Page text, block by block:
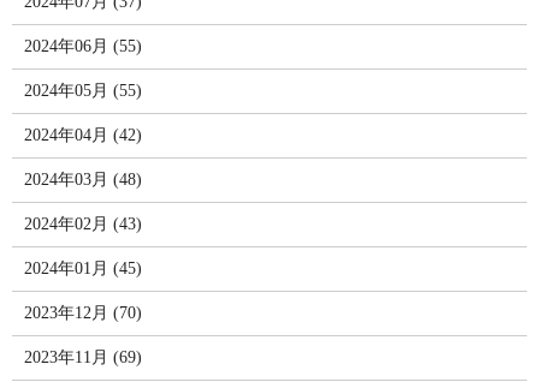
2024年06月 (55)
2024年05月 (55)
2024年04月 (42)
2024年03月 (48)
2024年02月 (43)
2024年01月 (45)
2023年12月 (70)
2023年11月 (69)